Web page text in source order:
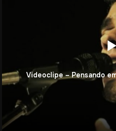
Videoclipe – Pensando